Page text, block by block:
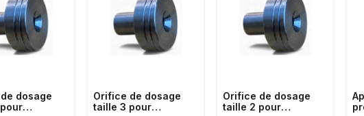
dosage
Orifice de dosage
taille 3 pour
Orifice de dosage
taille 2 pour